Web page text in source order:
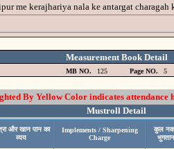
me kerajhariya nala ke antargat
Measurement Book Detail
MB NO. 125 Page NO. 5
By Yellow Color indicates attendance
Mustroll Detail
और खान पान का
व्यय
Implements / Sharpening
Charge
कुल
भुगतान